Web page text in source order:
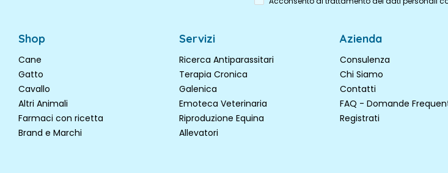
Shop
Cane
Gatto
Cavallo
Altri Animali
Farmaci con ricetta
Brand e Marchi
Servizi
Ricerca Antiparassitari
Terapia Cronica
Galenica
Emoteca Veterinaria
Riproduzione Equina
Allevatori
Azienda
Consulenza
Chi Siamo
Contatti
FAQ - Domande
Registrati